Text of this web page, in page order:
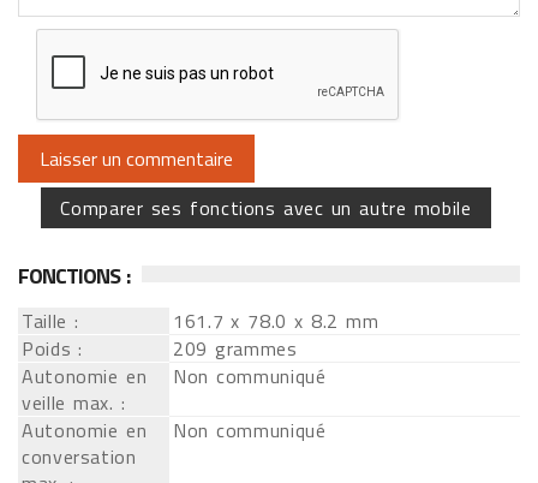
Comparer ses fonctions avec un autre mobile
FONCTIONS :
Taille :
161.7 x 78.0 x 8.2 mm
Poids :
209 grammes
Autonomie en
veille max. :
Non communiqué
Autonomie en
conversation
Non communiqué